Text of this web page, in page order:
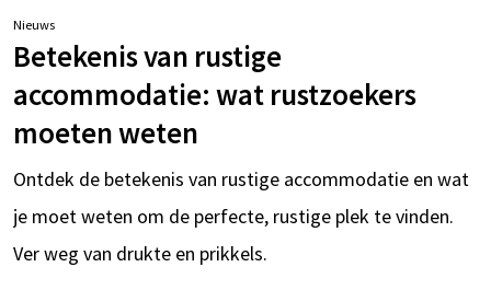
Nieuws
Betekenis van rustige
accommodatie: wat rustzoekers
moeten weten
Ontdek de betekenis van rustige accommodatie en wat
je moet weten om de perfecte, rustige plek te vinden.
Ver weg van drukte en prikkels.